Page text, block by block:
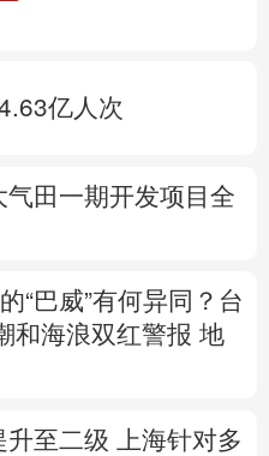
亿人次
田一期开发项目全
“巴威”有何异同？ 台
和海浪双红警报 地
升至二级 上海针对多